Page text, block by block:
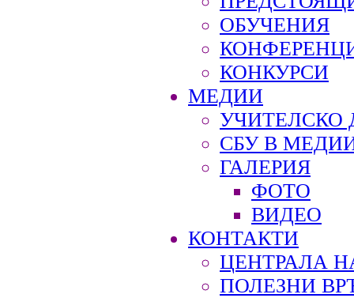
ОБУЧЕНИЯ
КОНКУРСИ
МЕДИИ
УЧИТЕЛСКО
СБУ В
ГАЛЕРИЯ
ФОТО
ВИДЕО
КОНТАКТИ
ЦЕНТРАЛА
ПОЛЕЗНИ